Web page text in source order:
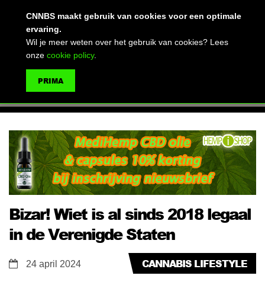
Bizar! Wiet is al sinds 2018 legaal
in de Verenigde Staten
CANNABIS LIFESTYLE
24 april 2024
CNNBS maakt gebruik van cookies voor een optimale
ervaring.
Wil je meer weten over het gebruik van cookies? Lees
onze cookie policy.
PRIMA